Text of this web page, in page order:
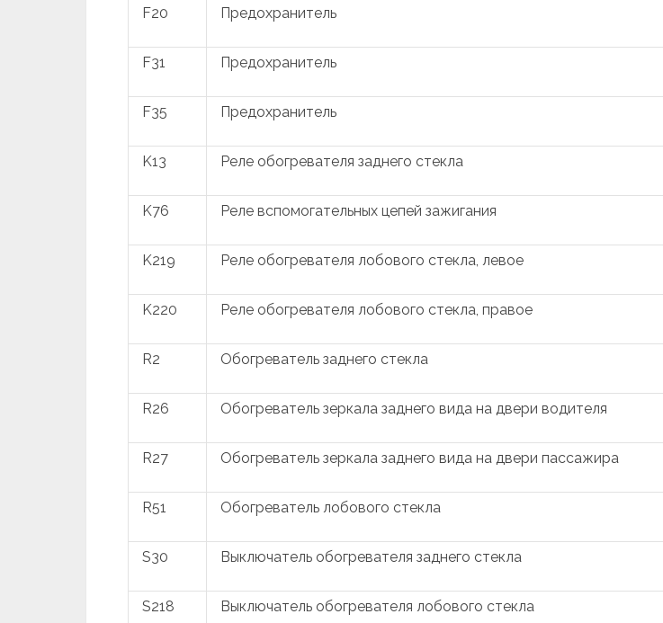
F20 Предохранитель
F31 Предохранитель
F35 Предохранитель
K13 Реле обогревателя заднего стекла
K76 Реле вспомогательных цепей зажигания
K219 Реле обогревателя лобового стекла, левое
K220 Реле обогревателя лобового стекла, правое
R2 Обогреватель заднего стекла
R26 Обогреватель зеркала заднего вида на двери водителя
R27 Обогреватель зеркала заднего вида на двери пассажира
R51 Обогреватель лобового стекла
S30 Выключатель обогревателя заднего стекла
S218 Выключатель обогревателя лобового стекла